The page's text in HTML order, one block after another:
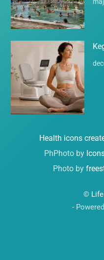
Health icons
PhPhoto by
Photo by
©
-